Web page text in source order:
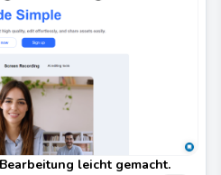
leicht gemacht.